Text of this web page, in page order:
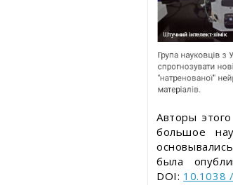
Авторы
большое
была
DOI: 10.1038